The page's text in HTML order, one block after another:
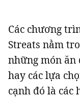
Các chương
Streats nằm
những món ăn
hay các lựa
cạnh đó là các